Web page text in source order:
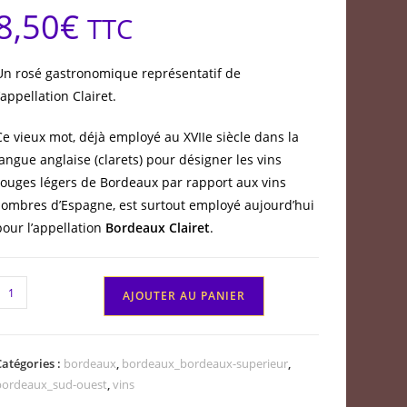
€ TTC
rosé gastronomique représentatif de
Clairet.
vieux mot, déjà employé au XVIIe siècle dans la
anglaise (clarets) pour désigner les vins
légers de Bordeaux par rapport aux vins
d’Espagne, est surtout employé aujourd’hui
l’appellation Bordeaux Clairet.
AJOUTER AU PANIER
: bordeaux, bordeaux_bordeaux-superieur,
ouest,vins